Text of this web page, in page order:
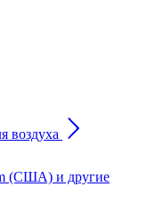
воздуха
(США) и другие